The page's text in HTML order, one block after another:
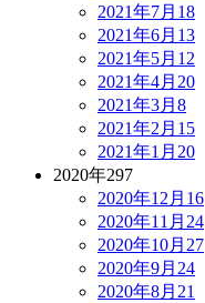
2021年7月 18
2021年6月 13
2021年5月 12
2021年4月 20
2021年3月 8
2021年2月 15
2021年1月 20
2020年297
2020年12月 16
2020年11月 24
2020年10月 27
2020年9月 24
2020年8月 21